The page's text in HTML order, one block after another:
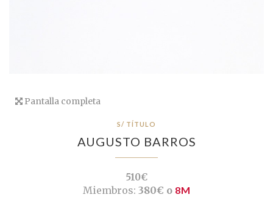
Pantalla completa
S/ TÍTULO
AUGUSTO BARROS
510€
Miembros: 380€ o 8M